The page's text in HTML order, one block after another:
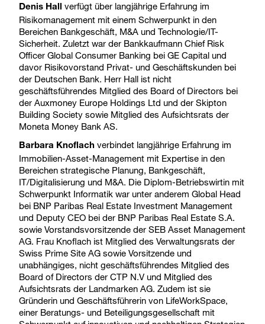
Denis Hall verfügt über langjährige Erfahrung im
Risikomanagement mit einem Schwerpunkt in den
Bereichen Bankgeschäft, M&A und Technologie/IT-
Sicherheit. Zuletzt war der Bankkaufmann Chief Risk
Officer Global Consumer Banking bei GE Capital und
davor Risikovorstand Privat- und Geschäftskunden bei
der Deutschen Bank. Herr Hall ist nicht
geschäftsführendes Mitglied des Board of Directors bei
der Auxmoney Europe Holdings Ltd und der Skipton
Building Society sowie Mitglied des Aufsichtsrats der
Moneta Money Bank AS.
Barbara Knoflach verbindet langjährige Erfahrung im
Immobilien-Asset-Management mit Expertise in den
Bereichen strategische Planung, Bankgeschäft,
IT/Digitalisierung und M&A. Die Diplom-Betriebswirtin mit
Schwerpunkt Informatik war unter anderem Global Head
bei BNP Paribas Real Estate Investment Management
und Deputy CEO bei der BNP Paribas Real Estate S.A.
sowie Vorstandsvorsitzende der SEB Asset Management
AG. Frau Knoflach ist Mitglied des Verwaltungsrats der
Swiss Prime Site AG sowie Vorsitzende und
unabhängiges, nicht geschäftsführendes Mitglied des
Board of Directors der CTP N.V und Mitglied des
Aufsichtsrats der Landmarken AG. Zudem ist sie
Gründerin und Geschäftsführerin von LifeWorkSpace,
einer Beratungs- und Beteiligungsgesellschaft mit